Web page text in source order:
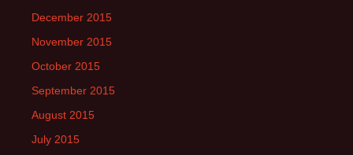
December 2015
November 2015
October 2015
September 2015
August 2015
July 2015